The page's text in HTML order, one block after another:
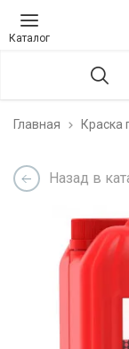
Каталог
Главная Краска
Назад в